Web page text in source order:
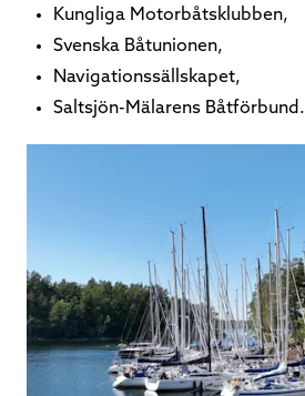
Kungliga Motorbåtsklubben,
Svenska Båtunionen,
Navigationssällskapet,
Saltsjön-Mälarens Båtförbund.